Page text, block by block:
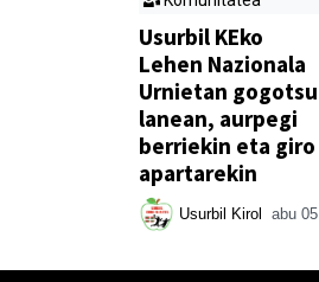
Usurbil KEko
Lehen Nazionala
Urnietan gogotsu
lanean, aurpegi
berriekin eta giro
apartarekin
Usurbil Kirol abu 05